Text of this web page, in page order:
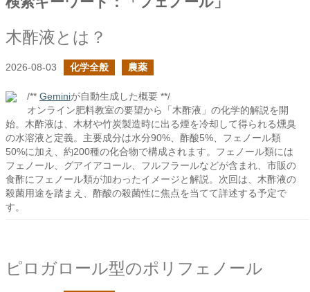
木酢液とは？
2026-08-03 化学全般 農薬
/** Geminiが自動生成した概要 **/
オンライン肥料教室の要望から「木酢液」の化学的解説を開
始。木酢液は、木材や竹炭製造時に出る煙を冷却して得られる燻臭
の水溶液と定義。主要成分は水分90%、酢酸5%、フェノール類
50%に加え、約200種の化合物で構成されます。フェノール類には
フェノール、グアイアコール、フルフラールなどが含まれ、市販の
食酢にフェノール類が加わったイメージと解説。次回は、木酢液の
殺菌用途を踏まえ、酢酸の殺菌性に焦点を当てて詳述する予定で
す。
ピロガロール型のポリフェノール